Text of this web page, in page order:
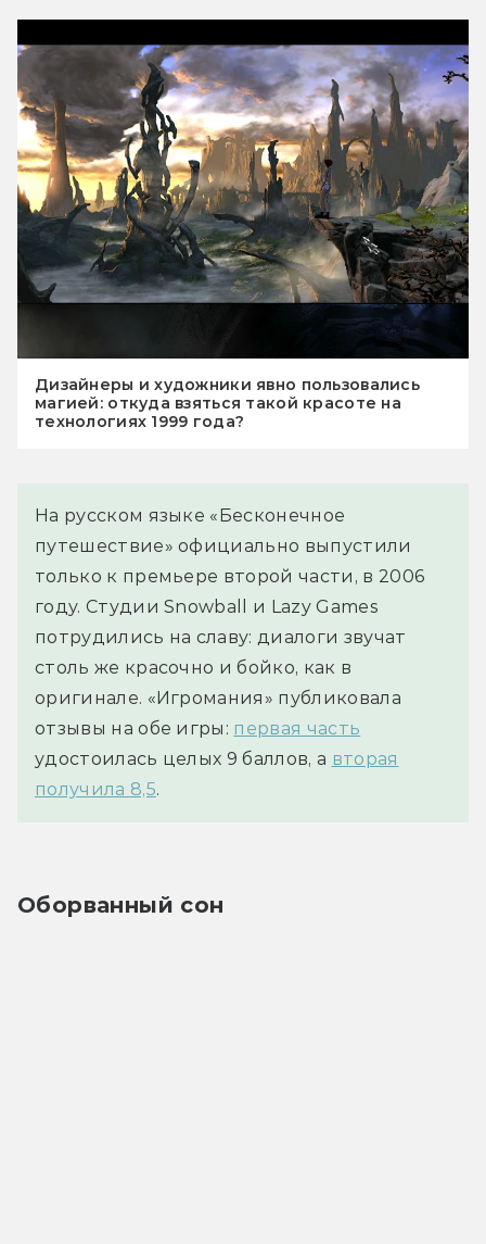
Дизайнеры и художники явно пользовались
магией: откуда взяться такой красоте на
технологиях 1999 года?
На русском языке «Бесконечное
путешествие» официально выпустили
только к премьере второй части, в 2006
году. Студии Snowball и Lazy Games
потрудились на славу: диалоги звучат
столь же красочно и бойко, как в
оригинале. «Игромания» публиковала
отзывы на обе игры: первая часть
удостоилась целых 9 баллов, а вторая
получила 8,5.
Оборванный сон